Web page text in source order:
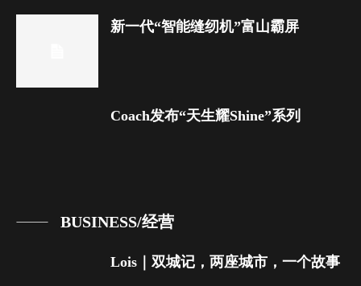
新一代“智能缝纫机”富山霸屏
Coach发布“天生耀Shine”系列
BUSINESS/经营
Lois｜双城记，两座城市，一个故事